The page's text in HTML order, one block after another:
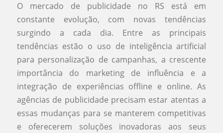
O mercado de publicidade no RS está em
constante evolução, com novas tendências
surgindo a cada dia. Entre as principais
tendências estão o uso de inteligência artificial
para personalização de campanhas, a crescente
importância do marketing de influência e a
integração de experiências offline e online. As
agências de publicidade precisam estar atentas a
essas mudanças para se manterem competitivas
e oferecerem soluções inovadoras aos seus